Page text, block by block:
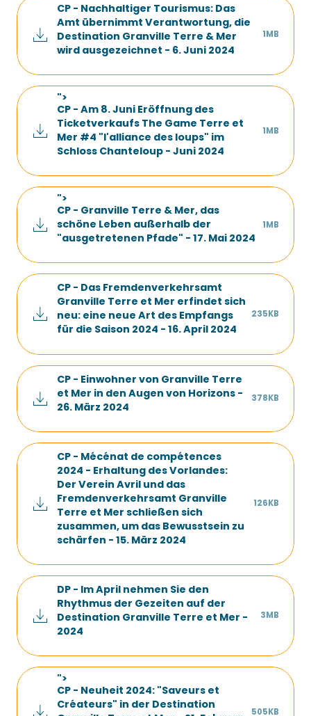
CP - Nachhaltiger Tourismus: Das
Amt übernimmt Verantwortung, die
Destination Granville Terre & Mer
wird ausgezeichnet - 6. Juni 2024
1MB
">
CP - Am 8. Juni Eröffnung des
Ticketverkaufs The Game Terre et
Mer #4 "l'alliance des loups" im
Schloss Chanteloup - Juni 2024
1MB
">
CP - Granville Terre & Mer, das
schöne Leben außerhalb der
"ausgetretenen Pfade" - 17. Mai 2024
1MB
CP - Das Fremdenverkehrsamt
Granville Terre et Mer erfindet sich
neu: eine neue Art des Empfangs
für die Saison 2024 - 16. April 2024
235KB
CP - Einwohner von Granville Terre
et Mer in den Augen von Horizons -
26. März 2024
378KB
CP - Mécénat de compétences
2024 - Erhaltung des Vorlandes:
Der Verein Avril und das
Fremdenverkehrsamt Granville
Terre et Mer schließen sich
zusammen, um das Bewusstsein zu
schärfen - 15. März 2024
126KB
DP - Im April nehmen Sie den
Rhythmus der Gezeiten auf der
Destination Granville Terre et Mer -
2024
3MB
">
CP - Neuheit 2024: "Saveurs et
Créateurs" in der Destination
505KB